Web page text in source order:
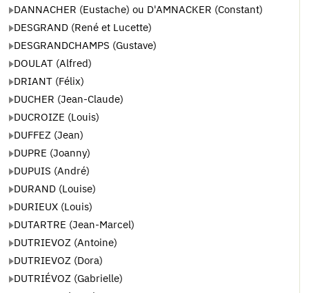
DANNACHER (Eustache) ou D'AMNACKER (Constant)
DESGRAND (René et Lucette)
DESGRANDCHAMPS (Gustave)
DOULAT (Alfred)
DRIANT (Félix)
DUCHER (Jean-Claude)
DUCROIZE (Louis)
DUFFEZ (Jean)
DUPRE (Joanny)
DUPUIS (André)
DURAND (Louise)
DURIEUX (Louis)
DUTARTRE (Jean-Marcel)
DUTRIEVOZ (Antoine)
DUTRIEVOZ (Dora)
DUTRIÉVOZ (Gabrielle)